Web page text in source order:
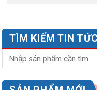
TÌM KIẾM TIN TỨC